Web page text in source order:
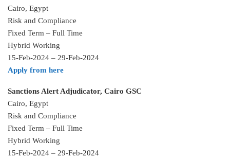
Cairo, Egypt
Risk and Compliance
Fixed Term – Full Time
Hybrid Working
15-Feb-2024 – 29-Feb-2024
Apply from here
Sanctions Alert Adjudicator, Cairo GSC
Cairo, Egypt
Risk and Compliance
Fixed Term – Full Time
Hybrid Working
15-Feb-2024 – 29-Feb-2024